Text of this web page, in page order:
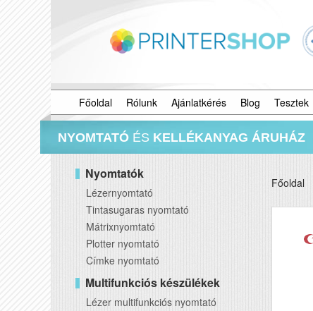
Főoldal Rólunk Ajánlatkérés Blog Tesztek
NYOMTATÓ ÉS KELLÉKANYAG ÁRUHÁZ
Nyomtatók
Lézernyomtató
Tintasugaras nyomtató
Mátrixnyomtató
Plotter nyomtató
Címke nyomtató
Multifunkciós készülékek
Lézer multifunkciós nyomtató
Főoldal